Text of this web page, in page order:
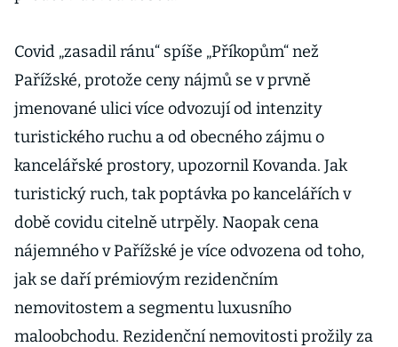
Covid „zasadil ránu“ spíše „Příkopům“ než
Pařížské, protože ceny nájmů se v prvně
jmenované ulici více odvozují od intenzity
turistického ruchu a od obecného zájmu o
kancelářské prostory, upozornil Kovanda. Jak
turistický ruch, tak poptávka po kancelářích v
době covidu citelně utrpěly. Naopak cena
nájemného v Pařížské je více odvozena od toho,
jak se daří prémiovým rezidenčním
nemovitostem a segmentu luxusního
maloobchodu. Rezidenční nemovitosti prožily za